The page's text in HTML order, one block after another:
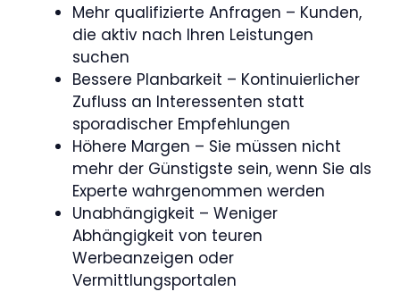
Mehr qualifizierte Anfragen – Kunden,
die aktiv nach Ihren Leistungen
suchen
Bessere Planbarkeit – Kontinuierlicher
Zufluss an Interessenten statt
sporadischer Empfehlungen
Höhere Margen – Sie müssen nicht
mehr der Günstigste sein, wenn Sie als
Experte wahrgenommen werden
Unabhängigkeit – Weniger
Abhängigkeit von teuren
Werbeanzeigen oder
Vermittlungsportalen